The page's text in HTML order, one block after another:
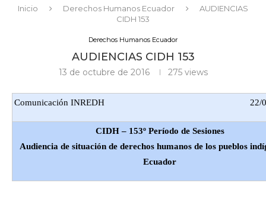
Inicio Derechos Humanos Ecuador
AUDIENCIAS
CIDH 153
Derechos Humanos Ecuador
AUDIENCIAS CIDH 153
13 de octubre de 2016 275views
Comunicación INREDH 22/
CIDH – 153º Período de Sesiones
Audiencia de situación de derechos humanos de los pueblos
Ecuador